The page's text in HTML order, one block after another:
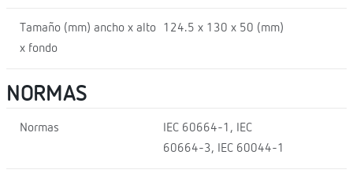
Tamaño (mm) ancho x alto
x fondo
124.5 x 130 x 50 (mm)
NORMAS
Normas
IEC 60664-1, IEC
60664-3, IEC 60044-1